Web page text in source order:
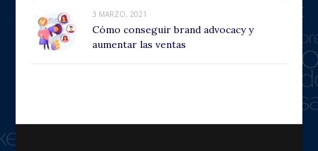
3 MARZO, 2021
Cómo conseguir brand advocacy y
aumentar las ventas